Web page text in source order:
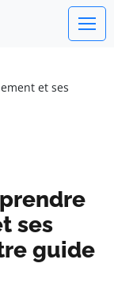
et ses
ses
guide